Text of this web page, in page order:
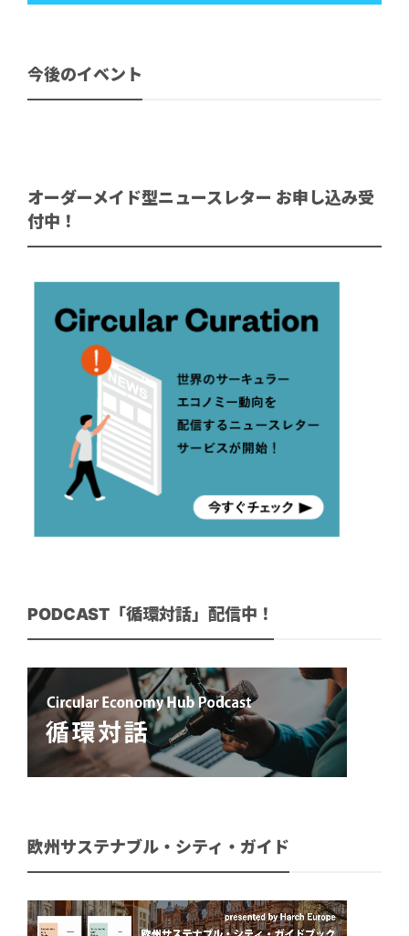
今後のイベント
オーダーメイド型ニュースレター お申し込み受
付中！
PODCAST「循環対話」配信中！
欧州サステナブル・シティ・ガイド